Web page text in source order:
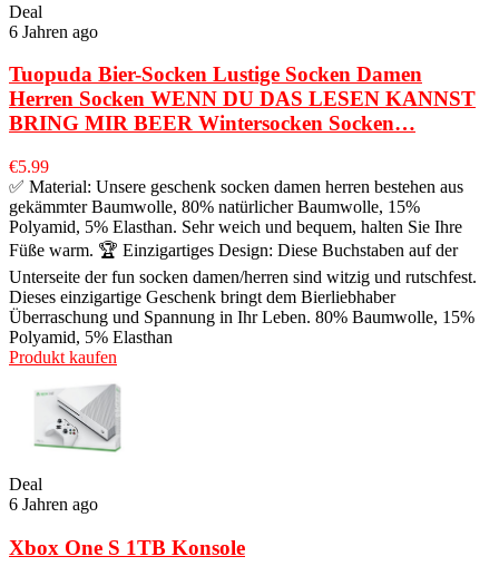
Deal
6 Jahren ago
Tuopuda Bier-Socken Lustige Socken Damen
Herren Socken WENN DU DAS LESEN KANNST
BRING MIR BEER Wintersocken Socken…
€5.99
✅ Material: Unsere geschenk socken damen herren bestehen aus
gekämmter Baumwolle, 80% natürlicher Baumwolle, 15%
Polyamid, 5% Elasthan. Sehr weich und bequem, halten Sie Ihre
Füße warm. 🏆 Einzigartiges Design: Diese Buchstaben auf der
Unterseite der fun socken damen/herren sind witzig und rutschfest.
Dieses einzigartige Geschenk bringt dem Bierliebhaber
Überraschung und Spannung in Ihr Leben. 80% Baumwolle, 15%
Polyamid, 5% Elasthan
Produkt kaufen
Deal
6 Jahren ago
Xbox One S 1TB Konsole